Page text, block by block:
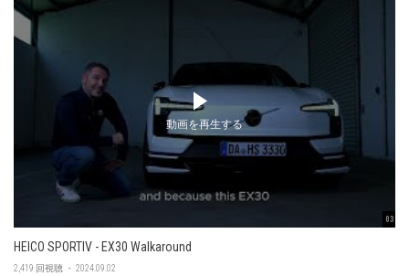
03:45
動画を再生する
HEICO SPORTIV - EX30 Walkaround
2,419 回視聴 ・ 2024.09.02